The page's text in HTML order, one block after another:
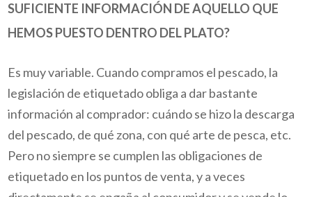
SUFICIENTE INFORMACIÓN DE AQUELLO QUE
HEMOS PUESTO DENTRO DEL PLATO?
Es muy variable. Cuando compramos el pescado, la
legislación de etiquetado obliga a dar bastante
información al comprador: cuándo se hizo la descarga
del pescado, de qué zona, con qué arte de pesca, etc.
Pero no siempre se cumplen las obligaciones de
etiquetado en los puntos de venta, y a veces